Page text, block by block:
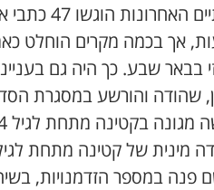
בשנתיים
אך בכמה מקרים הוחלט
בבאר שבע. כך היה גם
שהודה והורשע במסגרת
פנה במספר הזדמנויות,